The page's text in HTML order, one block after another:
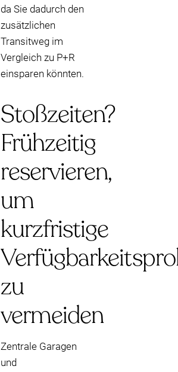
da Sie dadurch den
zusätzlichen
Transitweg im
Vergleich zu P+R
einsparen könnten.
Stoßzeiten?
Frühzeitig
reservieren,
um
kurzfristige
zu
vermeiden
Zentrale Garagen
und